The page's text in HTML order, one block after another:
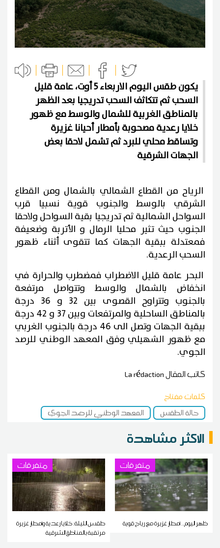
يكون طقس اليوم الاربعاء 5 أوت، عامة قليل
السحب ثم تتكاثف السحب تدريجيا بعد الظهر
بالمناطق الغربية للشمال والوسط مع ظهور
خلايا رعدية مصحوبة بأمطار أحيانا غزيرة
وتساقط محلي للبرد ثم تشمل لاحقا بعض
الجهات الشرقية
الرياح من القطاع الشمالي بالشمال ومن القطاع
الشرقي بالوسط والجنوب قوية نسبيا قرب
السواحل الشمالية ثم تدريجيا بقية السواحل ولاحقا
الجنوب حيث تثير محليا الرمال و الأتربة وضعيفة
فمعتدلة ببقية الجهات كما تتقوى أثناء ظهور
السحب الرعدية.
البحر عامة قليل الاضطراب فمضطرب والحرارة في
انخفاض بالشمال والوسط وتتواصل مرتفعة
بالجنوب وتتراوح القصوى بين 32 و 36 درجة
بالمناطق الساحلية والمرتفعات وبين 37 و 42 درجة
ببقية الجهات وتصل الى 46 درجة بالجنوب الغربي
مع ظهور الشهيلي وفق المعهد الوطني للرصد
الجوي.
كاتب المقالLa rédaction
كلمات مفتاح
حالة الطقس
المعهد الوطني للرصد الجوي
الاكثر مشاهدة
متفرقات
ظهر اليوم.. أمطار غزيرة مع رياح قوية
متفرقات
طقس الليلة: خلايا رعدية وأمطار غزيرة
مرتقبة بالمناطق الشرقية